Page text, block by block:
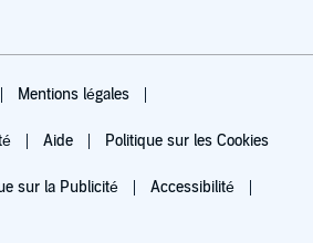
Mentions légales
Aide Politique sur les Cookies
sur la Publicité Accessibilité